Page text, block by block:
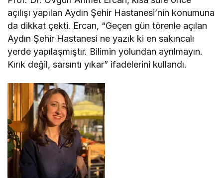
açılışı yapılan Aydın Şehir Hastanesi’nin konumuna
da dikkat çekti. Ercan, “Geçen gün törenle açılan
Aydın Şehir Hastanesi ne yazık ki en sakıncalı
yerde yapılaşmıştır. Bilimin yolundan ayrılmayın.
Kırık değil, sarsıntı yıkar” ifadelerini kullandı.